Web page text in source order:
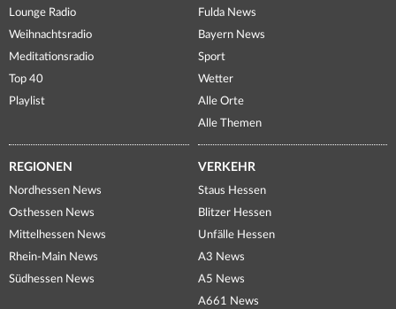
Lounge Radio
Weihnachtsradio
Meditationsradio
Top 40
Playlist
Fulda News
Bayern News
Sport
Wetter
Alle Orte
Alle Themen
REGIONEN
Nordhessen News
Osthessen News
Mittelhessen News
Rhein-Main News
Südhessen News
VERKEHR
Staus Hessen
Blitzer Hessen
Unfälle Hessen
A3 News
A5 News
A661 News